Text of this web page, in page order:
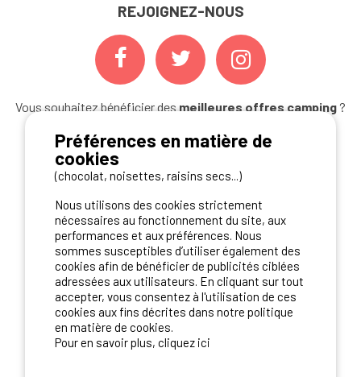
REJOIGNEZ-NOUS
Vous souhaitez bénéficier desmeilleures offres camping ?
NOS PARTENAIRES
Préférences en matière de
cookies
(chocolat, noisettes, raisins secs...)
Nous utilisons des cookies strictement
nécessaires au fonctionnement du site, aux
performances et aux préférences. Nous
sommes susceptibles d’utiliser également des
cookies afin de bénéficier de publicités ciblées
adressées aux utilisateurs. En cliquant sur tout
accepter, vous consentez à l'utilisation de ces
cookies aux fins décrites dans notre politique
en matière de cookies.
Pour en savoir plus, cliquez ici